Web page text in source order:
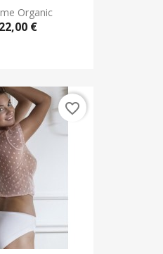
Organic
22,00 €
favorite_border